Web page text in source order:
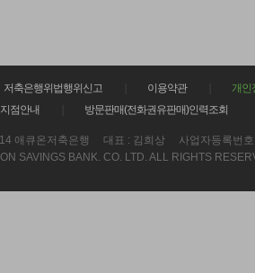
저축은행위법행위신고 이용약관
개인
지점안내 방문판매(전화권유판매)인력조회
애큐온저축은행 대표 : 김희상 사업자등록번
SAVINGS BANK. CO. LTD. ALL RIGHTS